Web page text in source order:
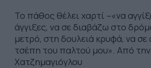
Το πάθος θέλει χαρτί –«να
άγγιξες, να σε διαβάζω στο
μετρό, στη δουλειά κρυφά, να
τσέπη του παλτού μου». Από
Χατζημαγιόγλου